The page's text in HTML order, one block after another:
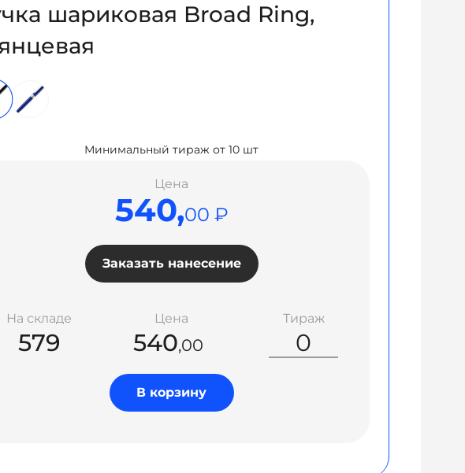
шариковая Broad Ring,
Минимальный тираж от 10 шт
Цена
540,00 ₽
Заказать нанесение
На складе Цена Тираж
579 540,00
В корзину